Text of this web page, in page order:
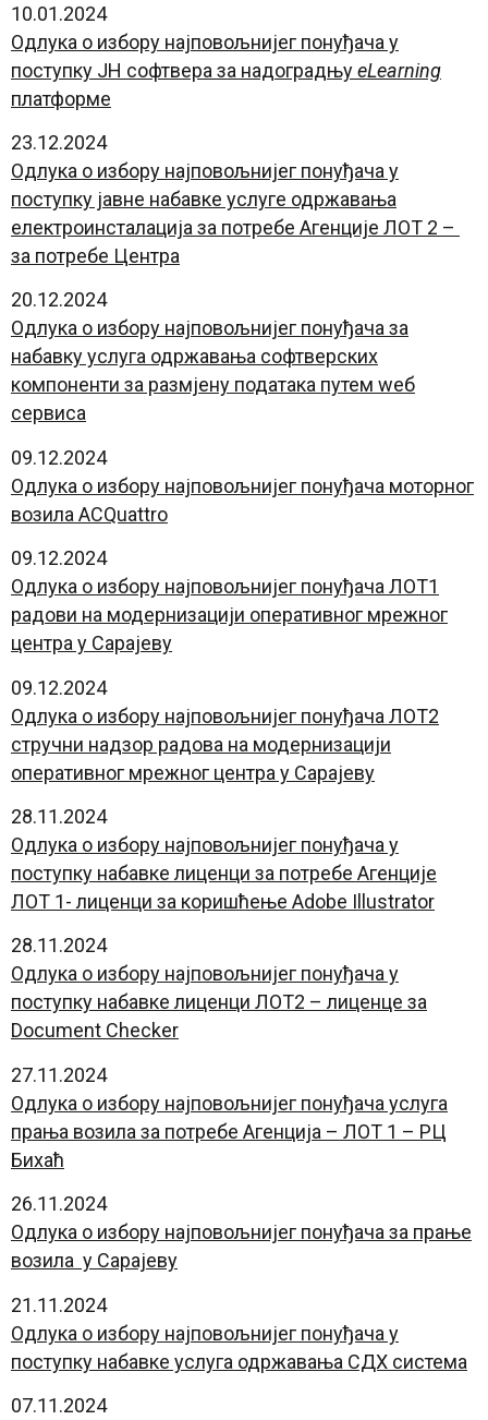
10.01.2024
Oдлука о избору најповољнијег понуђача у
поступку ЈН софтвера за надоградњуeLearning
платформе
23.12.2024
Oдлука о избору најповољнијег понуђача у
поступку јавне набавке услуге одржавања
електроинсталација за потребе Агенције ЛОТ 2 –
за потребе Центра
20.12.2024
Одлука о избору најповољнијег понуђача за
набавку услуга одржавања софтверских
компоненти за размјену података путем wеб
сервиса
09.12.2024
Oдлука о избору најповољнијег понуђача моторног
возила АCQuattro
09.12.2024
Oдлука о избору најповољнијег понуђача ЛОТ1
радови на модернизацији оперативног мрежног
центра у Сарајеву
09.12.2024
Oдлука о избору најповољнијег понуђача ЛОТ2
стручни надзор радова на модернизацији
оперативног мрежног центра у Сарајеву
28.11.2024
Oдлука о избору најповољнијег понуђача у
поступку набавке лиценци за потребе Агенције
ЛОТ 1- лиценци за коришћење Adobe Illustrator
28.11.2024
Oдлука о избору најповољнијег понуђача у
поступку набавке лиценци ЛОТ2 – лиценце за
Document Checker
27.11.2024
Oдлука о избору најповољнијег понуђача услуга
прања возила за потребе Агенција – ЛОТ 1 – РЦ
Бихаћ
26.11.2024
Oдлука о избору најповољнијег понуђача за прање
возила у Сарајеву
21.11.2024
Oдлука о избору најповољнијег понуђача у
поступку набавке услуга одржавања СДХ система
07.11.2024